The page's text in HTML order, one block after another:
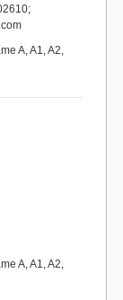
A, A1, A2,
A, A1, A2,